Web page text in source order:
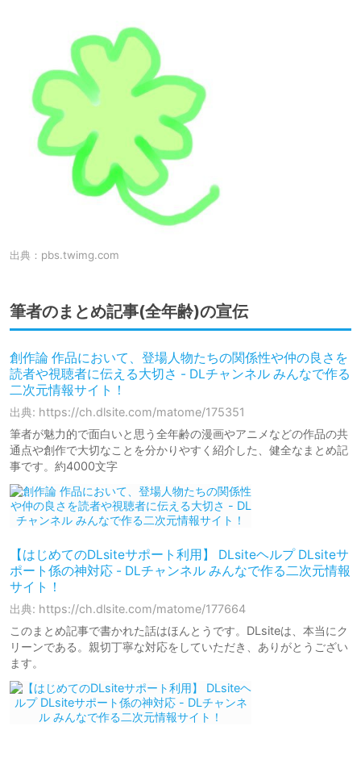
出典： pbs.twimg.com
筆者のまとめ記事(全年齢)の宣伝
創作論 作品において、登場人物たちの関係性や仲の良さを
読者や視聴者に伝える大切さ - DLチャンネル みんなで作る
二次元情報サイト！
出典: https://ch.dlsite.com/matome/175351
筆者が魅力的で面白いと思う全年齢の漫画やアニメなどの作品の共
通点や創作で大切なことを分かりやすく紹介した、健全なまとめ記
事です。約4000文字
【はじめてのDLsiteサポート利用】 DLsiteヘルプ DLsiteサ
ポート係の神対応 - DLチャンネル みんなで作る二次元情報
サイト！
出典: https://ch.dlsite.com/matome/177664
このまとめ記事で書かれた話はほんとうです。DLsiteは、本当にク
リーンである。親切丁寧な対応をしていただき、ありがとうござい
ます。